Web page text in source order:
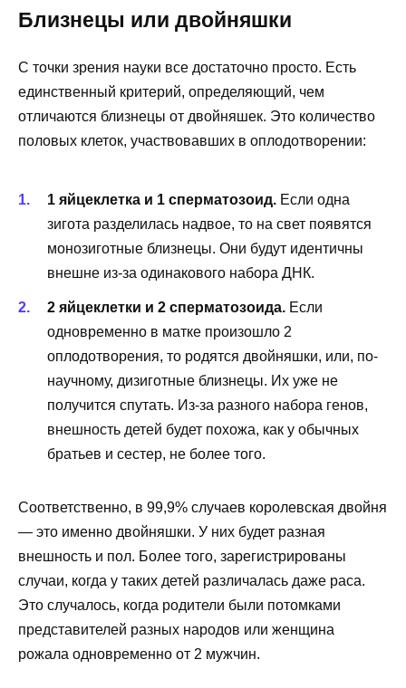
Близнецы или двойняшки
С точки зрения науки все достаточно просто. Есть
единственный критерий, определяющий, чем
отличаются близнецы от двойняшек. Это количество
половых клеток, участвовавших в оплодотворении:
1 яйцеклетка и 1 сперматозоид. Если одна
зигота разделилась надвое, то на свет появятся
монозиготные близнецы. Они будут идентичны
внешне из-за одинакового набора ДНК.
2 яйцеклетки и 2 сперматозоида. Если
одновременно в матке произошло 2
оплодотворения, то родятся двойняшки, или, по-
научному, дизиготные близнецы. Их уже не
получится спутать. Из-за разного набора генов,
внешность детей будет похожа, как у обычных
братьев и сестер, не более того.
Соответственно, в 99,9% случаев королевская двойня
— это именно двойняшки. У них будет разная
внешность и пол. Более того, зарегистрированы
случаи, когда у таких детей различалась даже раса.
Это случалось, когда родители были потомками
представителей разных народов или женщина
рожала одновременно от 2 мужчин.